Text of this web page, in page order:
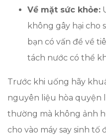
Về mặt sức khỏe:
không gây hại cho
bạn có vấn đề về
tách nước có thể
Trước khi uống hãy
nguyên liệu hòa quyện
thường mà không ảnh
cho vào máy say sinh tố